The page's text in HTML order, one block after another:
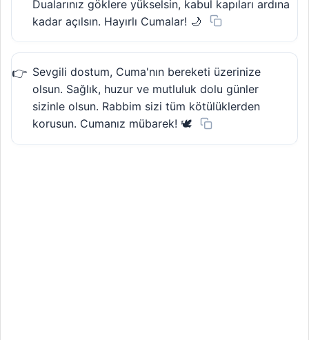
Dualarınız göklere yükselsin, kabul kapıları ardına
kadar açılsın. Hayırlı Cumalar! 🌙
Sevgili dostum, Cuma'nın bereketi üzerinize
olsun. Sağlık, huzur ve mutluluk dolu günler
sizinle olsun. Rabbim sizi tüm kötülüklerden
korusun. Cumanız mübarek! 🕊️